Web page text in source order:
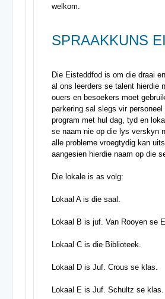
welkom.
SPRAAKKUNS
Die Eisteddfod is om die draai
al ons leerders se talent hierdie
ouers en besoekers moet
parkering sal slegs vir
program met hul dag, tyd en
se naam nie op die lys verskyn
alle probleme vroegtydig kan
aangesien hierdie naam op die
Die lokale is as volg:
Lokaal A is die saal.
Lokaal B is juf. Van Rooyen se
Lokaal C is die Biblioteek.
Lokaal D is Juf. Crous se klas.
Lokaal E is Juf. Schultz se klas.